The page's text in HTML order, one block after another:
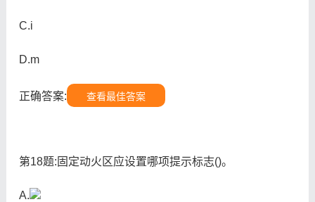
C.i
D.m
正确答案: 查看最佳答案
第18题:固定动火区应设置哪项提示标志()。
A.